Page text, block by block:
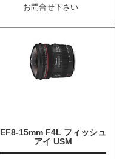
お問合せ下さい
EF8-15mm F4L フィッシュ
アイ USM